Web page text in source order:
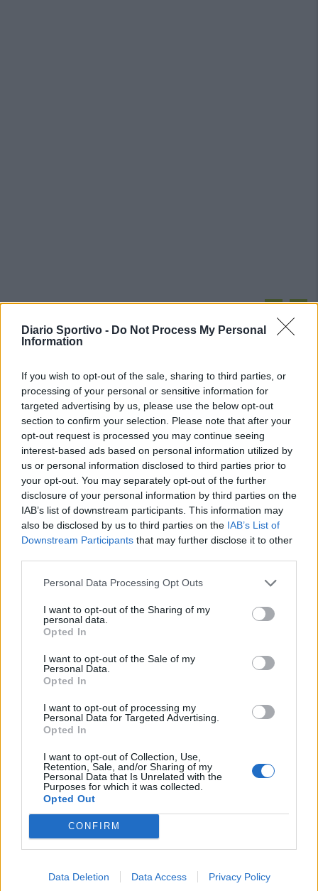
Diario Sportivo - Do Not Process My Personal
Information
If you wish to opt-out of the sale, sharing to third parties, or
processing of your personal or sensitive information for
targeted advertising by us, please use the below opt-out
section to confirm your selection. Please note that after your
opt-out request is processed you may continue seeing
interest-based ads based on personal information utilized by
us or personal information disclosed to third parties prior to
your opt-out. You may separately opt-out of the further
disclosure of your personal information by third parties on the
IAB’s list of downstream participants. This information may
also be disclosed by us to third parties on the IAB’s List of
Downstream Participants that may further disclose it to other
Personal Data Processing Opt Outs
I want to opt-out of the Sharing of my
personal data.
Opted In
I want to opt-out of the Sale of my
Personal Data.
Opted In
I want to opt-out of processing my
Personal Data for Targeted Advertising.
Opted In
I want to opt-out of Collection, Use,
Retention, Sale, and/or Sharing of my
Personal Data that Is Unrelated with the
Purposes for which it was collected.
Opted Out
CONFIRM
Data Deletion Data Access Privacy Policy
8 Ago 2026
Il Latte Dolce prende Dumani dalla Torres,
Mascia, Sorgente, Lopes, Limberti e Cherchi
gli altri acquisti
8 Ago 2026
Il Monastir riparte dai pilastri Masia, Pinna e
Aloia, il primo acquisto è Loru
7 Ago 2026
L'Ilva si completa con Markic, Contucci,
7 Ago 2026
Il Selargius rinforza il centrocampo con
6 Ago 2026